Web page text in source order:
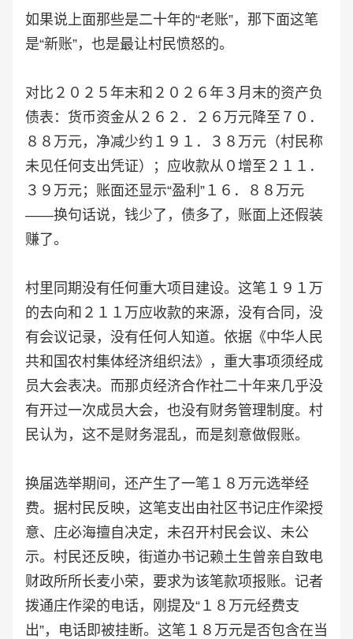
如果说上面那些是二十年的“老账”，那下面这笔
是“新账”，也是最让村民愤怒的。
对比２０２５年末和２０２６年３月末的资产负
债表：货币资金从２６２．２６万元降至７０．
８８万元，净减少约１９１．３８万元（村民称
未见任何支出凭证）；应收款从０增至２１１．
３９万元；账面还显示“盈利”１６．８８万元
——换句话说，钱少了，债多了，账面上还假装
赚了。
村里同期没有任何重大项目建设。这笔１９１万
的去向和２１１万应收款的来源，没有合同，没
有会议记录，没有任何人知道。依据《中华人民
共和国农村集体经济组织法》，重大事项须经成
员大会表决。而那贞经济合作社二十年来几乎没
有开过一次成员大会，也没有财务管理制度。村
民认为，这不是财务混乱，而是刻意做假账。
换届选举期间，还产生了一笔１８万元选举经
费。据村民反映，这笔支出由社区书记庄作梁授
意、庄必海擅自决定，未召开村民会议、未公
示。村民还反映，街道办书记赖土生曾亲自致电
财政所所长麦小荣，要求为该笔款项报账。记者
拨通庄作梁的电话，刚提及“１８万元经费支
出”，电话即被挂断。这笔１８万元是否包含在当